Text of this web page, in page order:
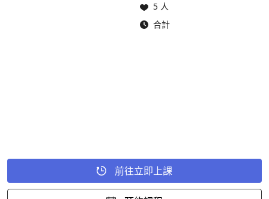
5 人
合計
前往立即上課